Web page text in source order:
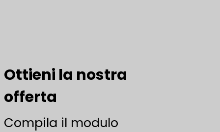
Ottieni la nostra
offerta
Compila il modulo